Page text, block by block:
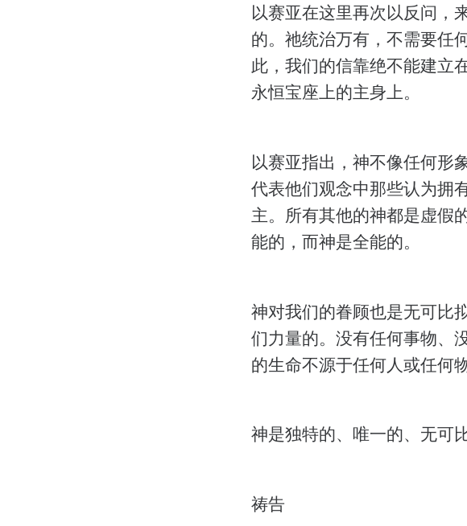
以赛亚在这里再次以反问，
的。祂统治万有，不需要任
此，我们的信靠绝不能建立
永恒宝座上的主身上。
以赛亚指出，神不像任何形
代表他们观念中那些认为拥
主。所有其他的神都是虚假
能的，而神是全能的。
神对我们的眷顾也是无可比
们力量的。没有任何事物、
的生命不源于任何人或任何
神是独特的、唯一的、无可
祷告